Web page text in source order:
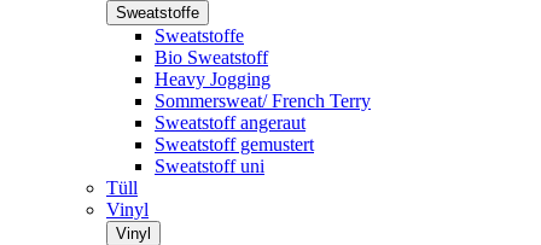
Sweatstoffe
Sweatstoffe
Bio Sweatstoff
Heavy Jogging
Sommersweat/ French Terry
Sweatstoff angeraut
Sweatstoff gemustert
Sweatstoff uni
Tüll
Vinyl
Vinyl